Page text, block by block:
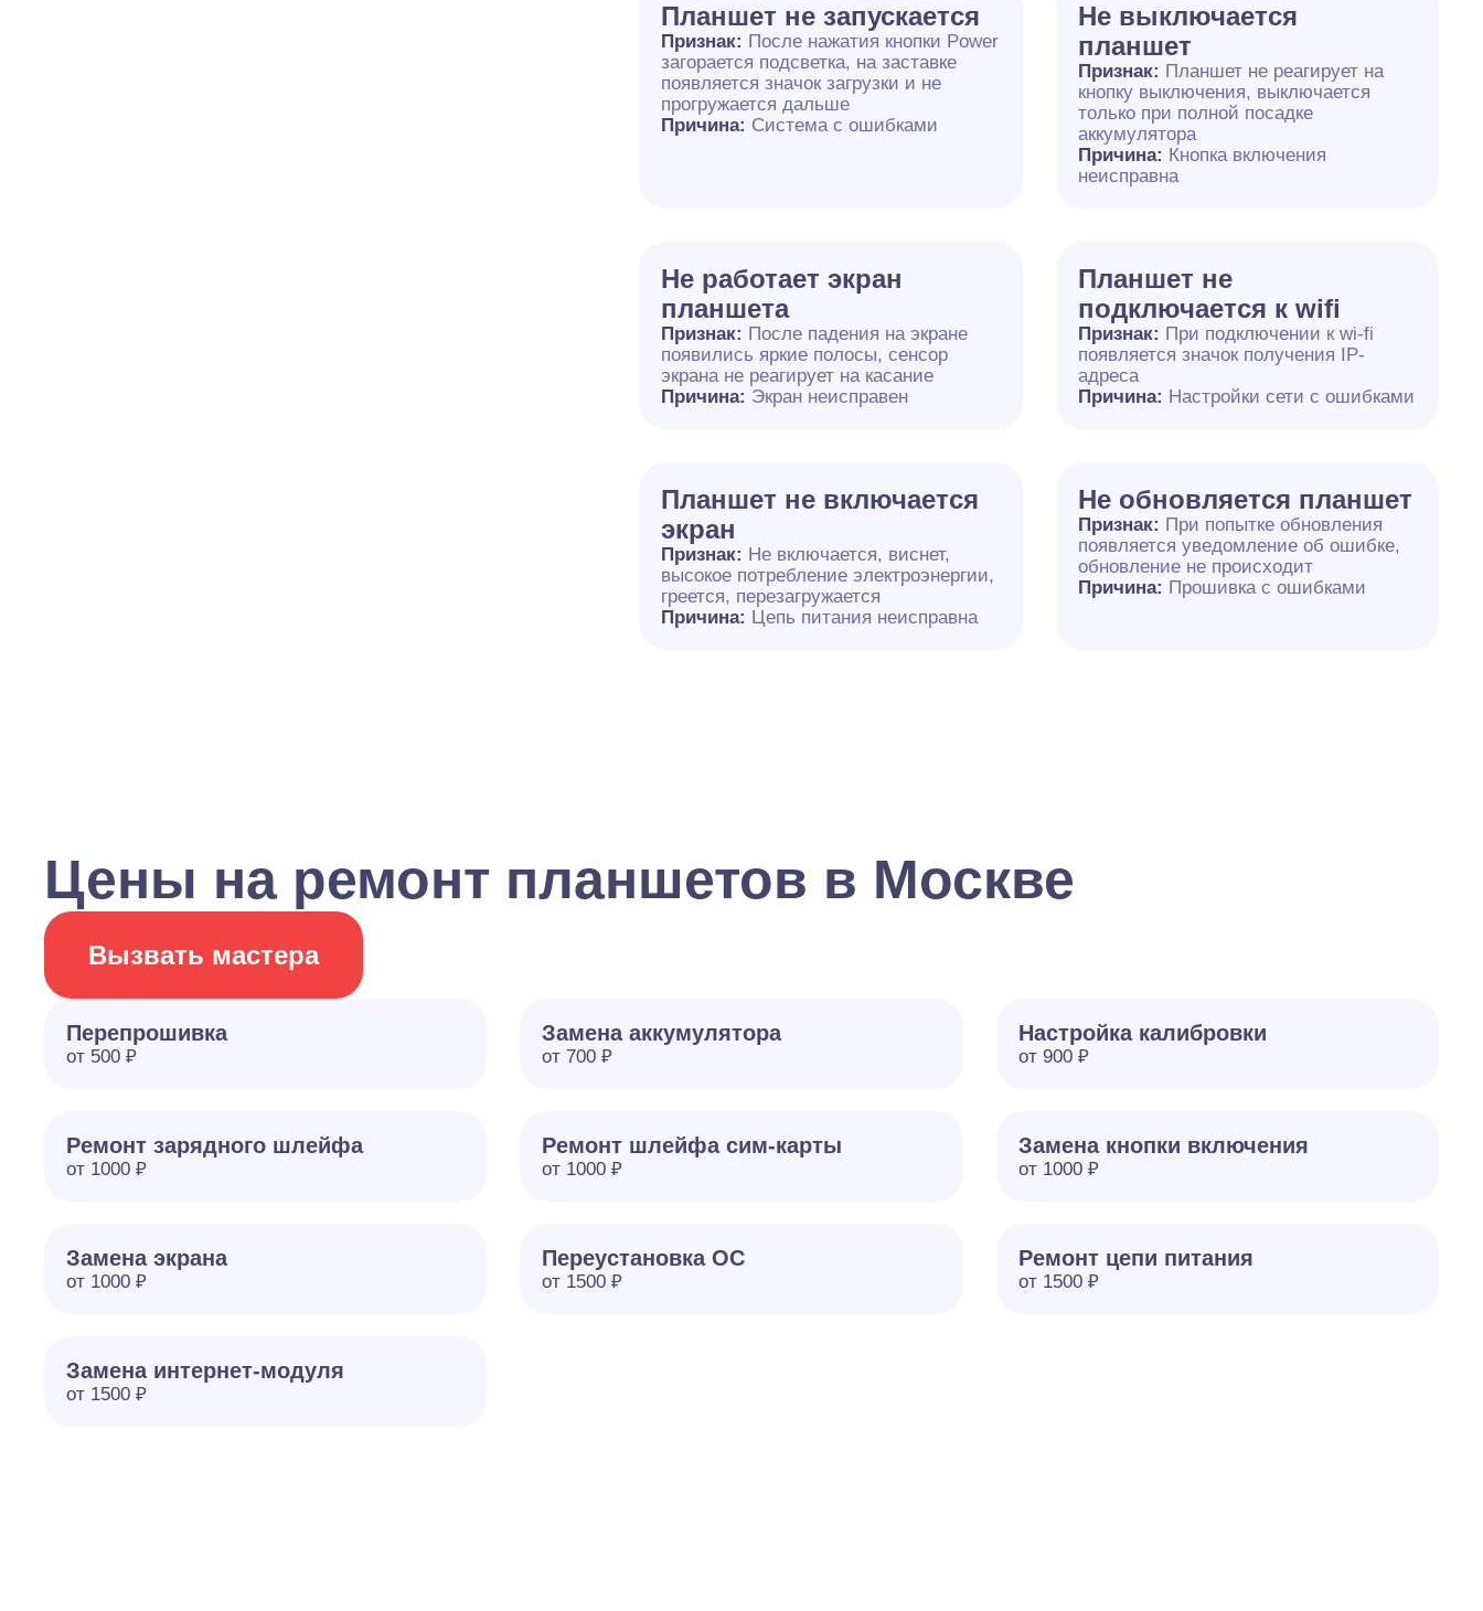
Планшет не запускается
Признак: После нажатия кнопки Power
загорается подсветка, на заставке
появляется значок загрузки и не
прогружается дальше
Причина: Система с ошибками
Не выключается
планшет
Признак: Планшет не реагирует на
кнопку выключения, выключается
только при полной посадке
аккумулятора
Причина: Кнопка включения
неисправна
Не работает экран
планшета
Признак: После падения на экране
появились яркие полосы, сенсор
экрана не реагирует на касание
Причина: Экран неисправен
Планшет не
подключается к wifi
Признак: При подключении к wi-fi
появляется значок получения IP-
адреса
Причина: Настройки сети с ошибками
Планшет не включается
экран
Признак: Не включается, виснет,
высокое потребление электроэнергии,
греется, перезагружается
Причина: Цепь питания неисправна
Не обновляется планшет
Признак: При попытке обновления
появляется уведомление об ошибке,
обновление не происходит
Причина: Прошивка с ошибками
Цены на ремонт планшетов в Москве
Вызвать мастера
Перепрошивка
от 500 ₽
Замена аккумулятора
от 700 ₽
Настройка калибровки
от 900 ₽
Ремонт зарядного шлейфа
от 1000 ₽
Ремонт шлейфа сим-карты
от 1000 ₽
Замена кнопки включения
от 1000 ₽
Замена экрана
от 1000 ₽
Переустановка ОС
от 1500 ₽
Ремонт цепи питания
от 1500 ₽
Замена интернет-модуля
от 1500 ₽